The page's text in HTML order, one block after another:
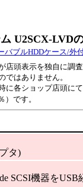
U2SCX-LVD
バブルHDDケース/外
頭表示を独自に調査
はありません。
各ショップ店頭にて
です。
タ)
SCSI機器をUSB